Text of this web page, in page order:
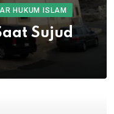
HUKUM ISLAM
Sujud